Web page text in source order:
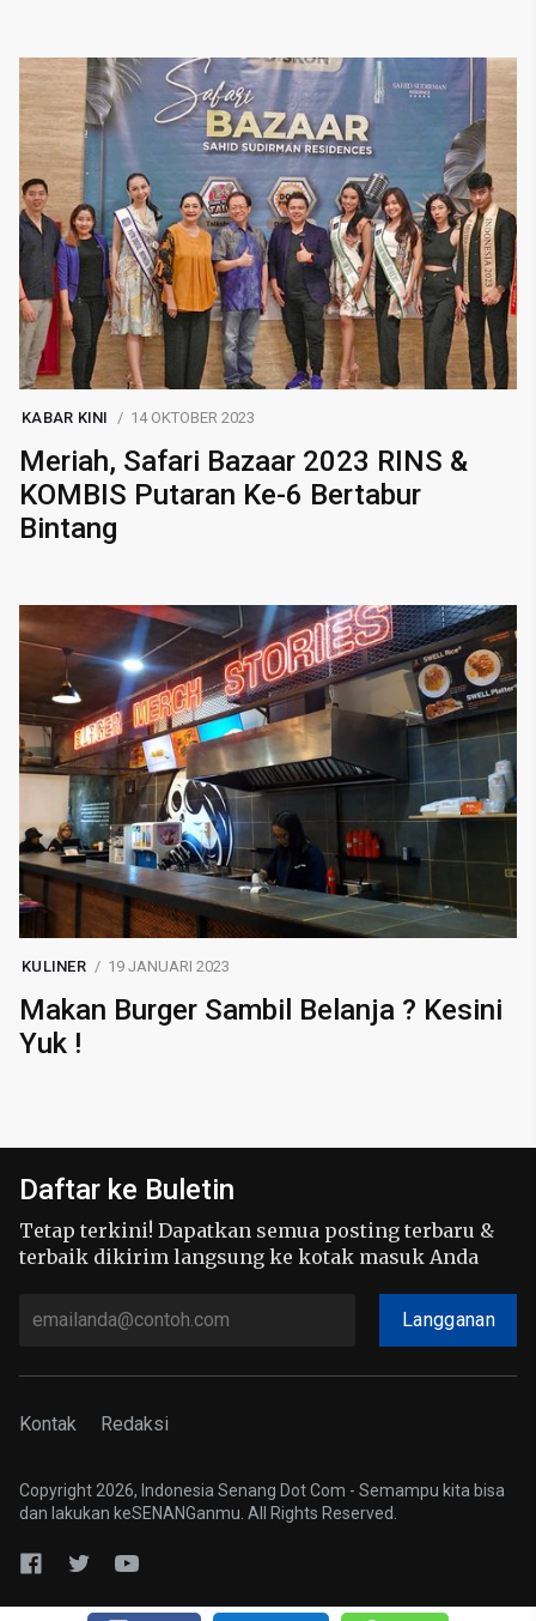
KABAR KINI 14 OKTOBER 2023
Meriah, Safari Bazaar 2023 RINS &
KOMBIS Putaran Ke-6 Bertabur
Bintang
KULINER 19 JANUARI 2023
Makan Burger Sambil Belanja ? Kesini
Yuk !
Daftar ke Buletin
Tetap terkini! Dapatkan semua posting terbaru &
terbaik dikirim langsung ke kotak masuk Anda
Langganan
Kontak Redaksi
Copyright 2026, Indonesia Senang Dot Com - Semampu kita bisa
dan lakukan keSENANGanmu. All Rights Reserved.